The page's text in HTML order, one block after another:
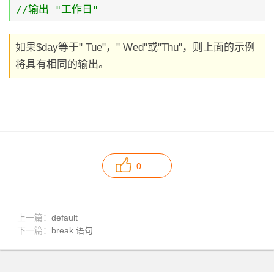
//输出 "工作日"
如果$day等于" Tue"，" Wed"或"Thu"，则上面的示例
将具有相同的输出。
0
上一篇： default
下一篇： break 语句